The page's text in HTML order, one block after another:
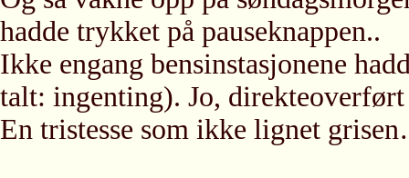
hadde trykket på pauseknappen..
Ikke engang bensinstasjonene
talt: ingenting). Jo, direkteoverført
En tristesse som ikke lignet